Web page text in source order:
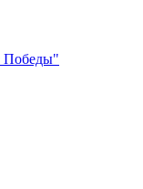
Победы"